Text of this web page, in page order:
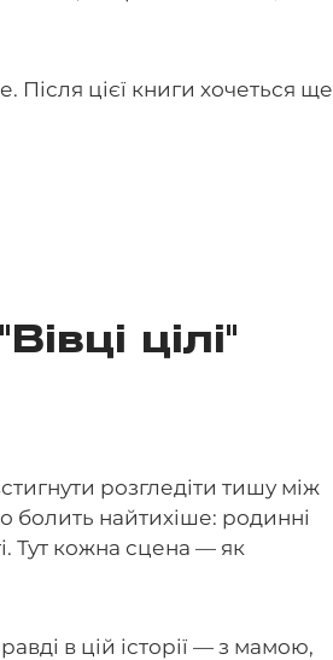
Після цієї книги хочеться ще
цілі"
розгледіти тишу між
болить найтихіше: родинні
Тут кожна сцена — як
в цій історії — з мамою,